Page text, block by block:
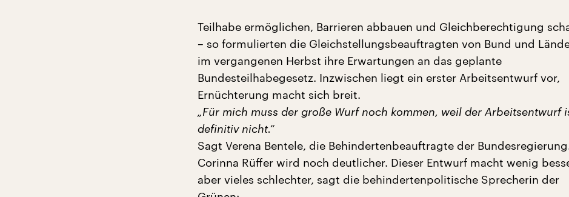
Teilhabe ermöglichen, Barrieren abbauen und Gleichberechtigung
– so formulierten die Gleichstellungsbeauftragten von Bund und
im vergangenen Herbst ihre Erwartungen an das geplante
Bundesteilhabegesetz. Inzwischen liegt ein erster Arbeitsentwurf vor,
Ernüchterung macht sich breit.
„Für mich muss der große Wurf noch kommen, weil der Arbeitsentwurf
definitiv nicht.“
Sagt Verena Bentele, die Behindertenbeauftragte der
Corinna Rüffer wird noch deutlicher. Dieser Entwurf macht wenig
aber vieles schlechter, sagt die behindertenpolitische Sprecherin der